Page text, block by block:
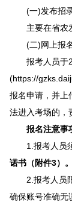
(一)发布招
主要在省农发
(二)网上报
报考人员于
(https://
报名申请，并上
法进入考场的，
报名注意事
1.报考人员须
诺书（附件3） 。
2.报考人员限
确保账号准确无